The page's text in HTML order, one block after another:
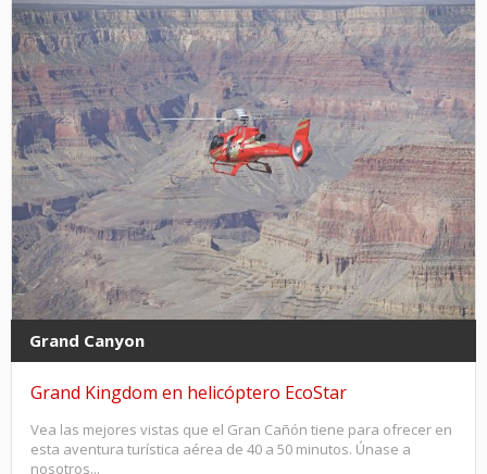
Grand Canyon
Grand Kingdom en helicóptero EcoStar
Vea las mejores vistas que el Gran Cañón tiene para ofrecer en
esta aventura turística aérea de 40 a 50 minutos. Únase a
nosotros...